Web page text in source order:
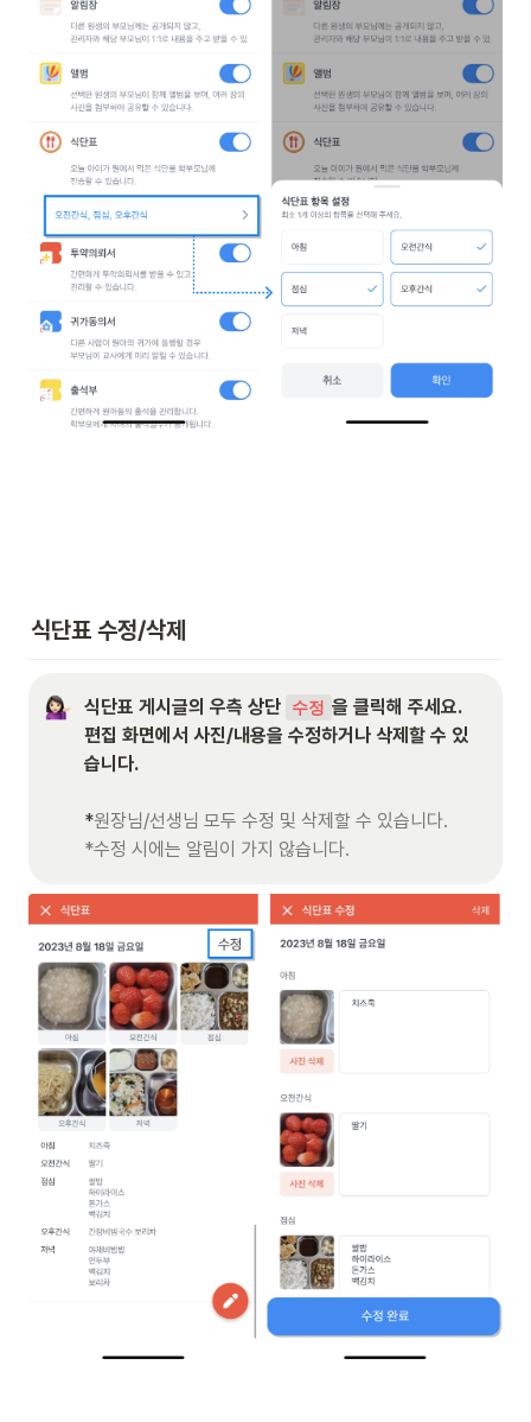
식단표 수정/삭제
식단표 게시글의 우측 상단 수정 을 클릭해 주세요.
편집 화면에서 사진/내용을 수정하거나 삭제 할 수 있
*원장님/선생님 모두 수정 및 삭제할 수 있습니다.
*수정 시에는 알림이 가지 않습니다.